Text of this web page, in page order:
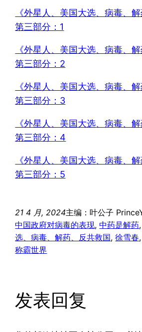
《外星人、美国大选、病毒、解
第三部分：1
《外星人、美国大选、病毒、解
第三部分：2
《外星人、美国大选、病毒、解
第三部分：3
《外星人、美国大选、病毒、解
第三部分：4
《外星人、美国大选、病毒、解
第三部分：5
21 4 月, 2024主编：叶公子
中国政府对病毒的表现, 中药是解药
选、病毒、解药、反共救国, 徐雪春
称霸世界
发表回复